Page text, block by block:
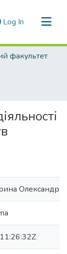
Log In (current)
факультет